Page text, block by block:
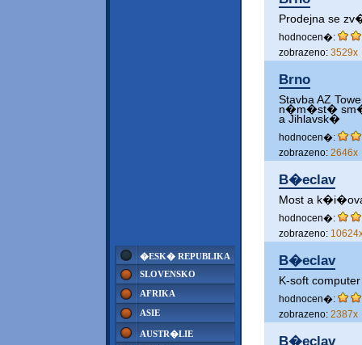
�ESK� REPUBLIKA
SLOVENSKO
AFRIKA
ASIE
AUSTR�LIE
Prodejna se
hodnocen�:
zobrazeno: 3529x
Brno
Stavba AZ
n�m�st�
a Jihlavsk�
hodnocen�:
zobrazeno: 2646x
B�eclav
Most a
hodnocen�:
zobrazeno:
B�eclav
K-soft
hodnocen�:
zobrazeno: 2387x
B�eclav